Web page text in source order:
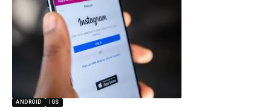
ANDROID IOS